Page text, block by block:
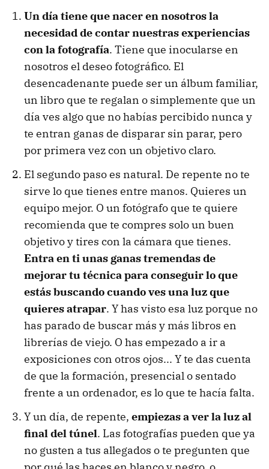
Un día tiene que nacer en nosotros la
necesidad de contar nuestras experiencias
con la fotografía. Tiene que inocularse en
nosotros el deseo fotográfico. El
desencadenante puede ser un álbum familiar,
un libro que te regalan o simplemente que un
día ves algo que no habías percibido nunca y
te entran ganas de disparar sin parar, pero
por primera vez con un objetivo claro.
El segundo paso es natural. De repente no te
sirve lo que tienes entre manos. Quieres un
equipo mejor. O un fotógrafo que te quiere
recomienda que te compres solo un buen
objetivo y tires con la cámara que tienes.
Entra en ti unas ganas tremendas de
mejorar tu técnica para conseguir lo que
estás buscando cuando ves una luz que
quieres atrapar. Y has visto esa luz porque no
has parado de buscar más y más libros en
librerías de viejo. O has empezado a ir a
exposiciones con otros ojos... Y te das cuenta
de que la formación, presencial o sentado
frente a un ordenador, es lo que te hacía falta.
Y un día, de repente, empiezas a ver la luz al
final del túnel. Las fotografías pueden que ya
no gusten a tus allegados o te pregunten que